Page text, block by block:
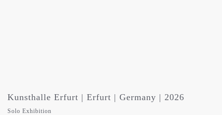
Kunsthalle Erfurt | Erfurt | Germany | 2026
Solo Exhibition